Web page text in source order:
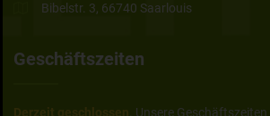
Bibelstr. 3, 66740 Saarlouis
Geschäftszeiten
. Unsere